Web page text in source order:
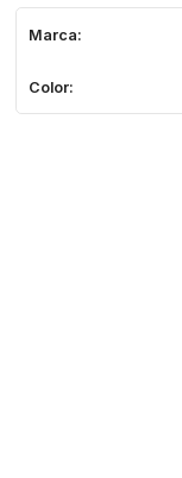
Marca:
Color: